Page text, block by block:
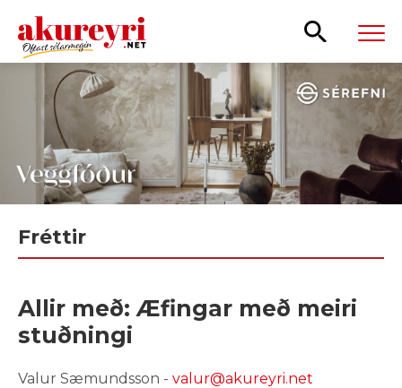
Leita
Fréttir
Allir með: Æfingar með meiri
stuðningi
Valur Sæmundsson - valur@akureyri.net